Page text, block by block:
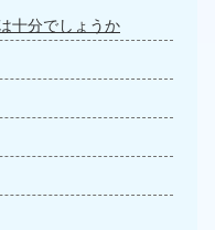
十分でしょうか